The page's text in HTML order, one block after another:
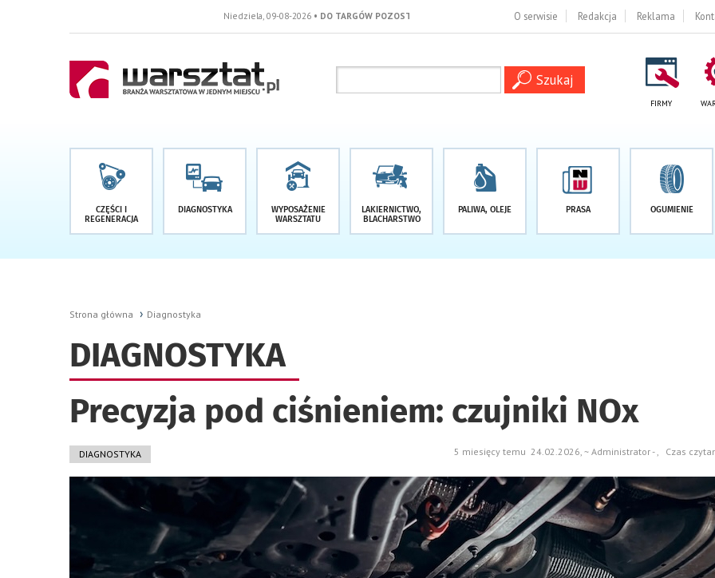
Niedziela, 09-08-2026• DO TARGÓW POZOSTAŁO -1 DNI O serwisie Redakcja Reklama
FIRMY
CZĘŚCI I
REGENERACJA
DIAGNOSTYKA
WYPOSAŻENIE
WARSZTATU
LAKIERNICTWO,
BLACHARSTWO
PALIWA, OLEJE PRASA OGUMIENIE
Strona główna Diagnostyka
DIAGNOSTYKA
Precyzja pod ciśnieniem: czujniki NOx
DIAGNOSTYKA 5 miesięcy temu 24.02.2026, ~ Administrator - , Czas